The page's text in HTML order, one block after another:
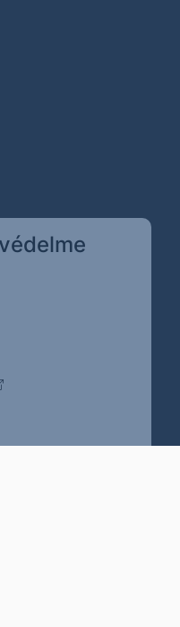
oldalra ugrik)
oldalra ugrik)
oldalra ugrik)